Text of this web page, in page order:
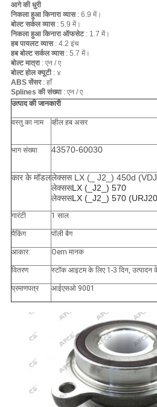
आगे की धुरी
निकला हुआ किनारा व्यास: 6.9 में।
बोल्ट सर्कल व्यास: 5.9 में।
निकला हुआ किनारा ऑफसेट: 1.7 में।
हब पायलट व्यास: 4.2 इंच
हब बोल्ट सर्कल व्यास: 5.7 में।
बोल्ट मात्रा: एन / ए
बोल्ट होल क्यूटी: ४
ABS सेंसर: हाँ
Splines की संख्या: एन / ए
उत्पाद की जानकारी
वस्तु का नाम व्हील हब असर
भाग संख्या 43570-60030
कार के मॉडललेक्सस LX (_ J2_) 450d
लेक्ससLX (_J2_) 570
लेक्ससLX (_J2_) 570
गारंटी 1 साल
पैकिंग पॉली बैग
आकार: Oem मानक
वितरण स्टॉक आइटम के लिए 1-3 दिन, उत्पादन
प्रमाणपत्र आईएसओ 9001